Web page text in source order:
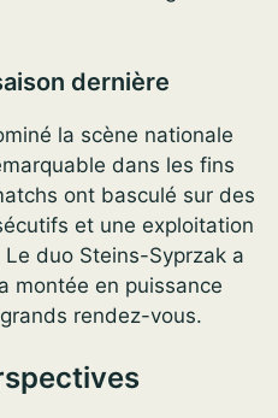
dernière
la scène nationale
dans les fins
ont basculé sur des
et une exploitation
duo Steins-Syprzak a
montée en puissance
rendez-vous.